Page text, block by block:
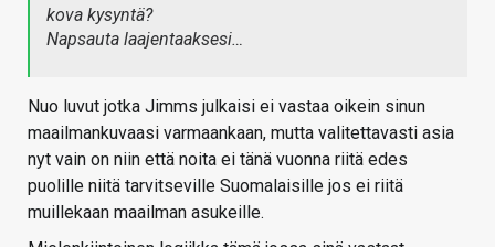
kova kysyntä?
Napsauta laajentaaksesi…
Nuo luvut jotka Jimms julkaisi ei vastaa oikein sinun
maailmankuvaasi varmaankaan, mutta valitettavasti asia
nyt vain on niin että noita ei tänä vuonna riitä edes
puolille niitä tarvitseville Suomalaisille jos ei riitä
muillekaan maailman asukeille.